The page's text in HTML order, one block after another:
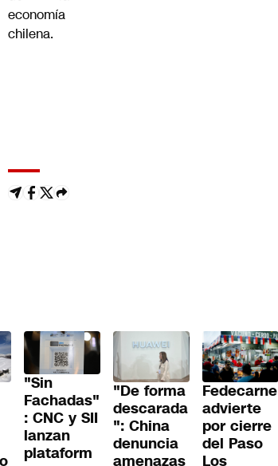
"Sin
Fachadas"
: CNC y SII
lanzan
plataform
a para
denunciar
negocios
"De forma
descarada
": China
denuncia
amenazas
de
Estados
Fedecarne
advierte
por cierre
del Paso
Los
Libertador
es: "Si